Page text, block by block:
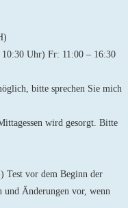
Uhr) Fr: 11:00 – 16:30
bitte sprechen Sie mich
wird gesorgt. Bitte
Test vor dem Beginn der
und Änderungen vor, wenn